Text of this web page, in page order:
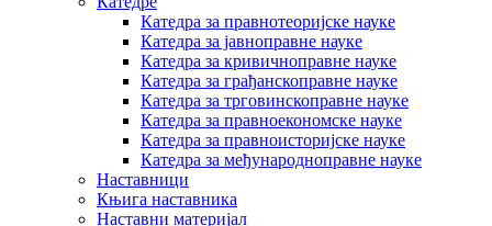
Катедра за правнотеоријске науке
Катедра за јавноправне науке
Катедра за кривичноправне науке
Катедра за грађанскоправне науке
Катедра за трговинскоправне науке
Катедра за правноекономске науке
Катедра за правноисторијске науке
Катедра за међународноправне науке
Наставници
Књига наставника
Наставни материјал